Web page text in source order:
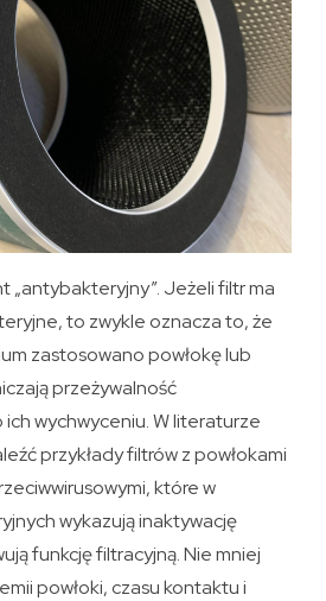
„antybakteryjny”. Jeżeli filtr ma
to zwykle oznacza to, że
zastosowano powłokę lub
przeżywalność
wychwyceniu. W literaturze
przykłady filtrów z powłokami
które w
wykazują inaktywację
funkcję filtracyjną. Nie mniej
powłoki, czasu kontaktu i